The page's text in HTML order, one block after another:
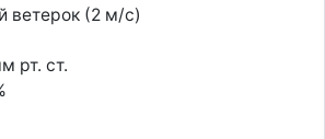
ветерок (2 м/с)
рт. ст.